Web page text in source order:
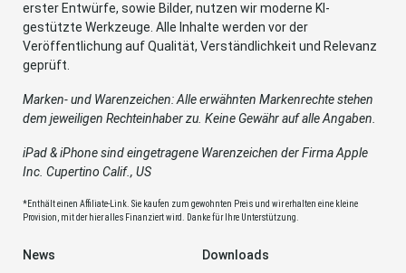
erster Entwürfe, sowie Bilder, nutzen wir moderne KI-
gestützte Werkzeuge. Alle Inhalte werden vor der
Veröffentlichung auf Qualität, Verständlichkeit und Relevanz
geprüft.
Marken- und Warenzeichen: Alle erwähnten Markenrechte stehen
dem jeweiligen Rechteinhaber zu. Keine Gewähr auf alle Angaben.
iPad & iPhone sind eingetragene Warenzeichen der Firma Apple
Inc. Cupertino Calif., US
*Enthält einen Affiliate-Link. Sie kaufen zum gewohnten Preis und wir erhalten eine kleine
Provision, mit der hier alles Finanziert wird. Danke für Ihre Unterstützung.
News
Downloads